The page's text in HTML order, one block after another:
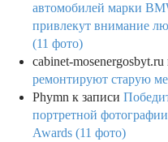
автомобилей марки
привлекут внимание
(11 фото)
cabinet-mosenergosbyt.ru
ремонтируют старую
Phymn к записи
портретной
Awards (11 фото)